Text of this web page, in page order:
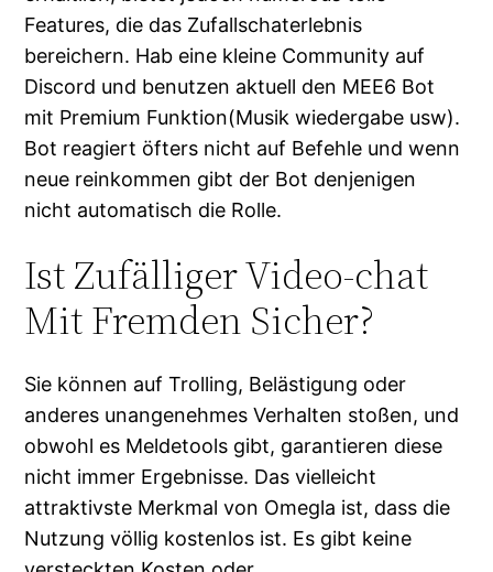
Features, die das Zufallschaterlebnis
bereichern. Hab eine kleine Community auf
Discord und benutzen aktuell den MEE6 Bot
mit Premium Funktion(Musik wiedergabe usw).
Bot reagiert öfters nicht auf Befehle und wenn
neue reinkommen gibt der Bot denjenigen
nicht automatisch die Rolle.
Ist Zufälliger Video-chat
Mit Fremden Sicher?
Sie können auf Trolling, Belästigung oder
anderes unangenehmes Verhalten stoßen, und
obwohl es Meldetools gibt, garantieren diese
nicht immer Ergebnisse. Das vielleicht
attraktivste Merkmal von Omegla ist, dass die
Nutzung völlig kostenlos ist. Es gibt keine